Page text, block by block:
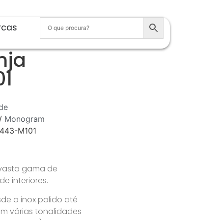
Monogram
M101
gama de
interiores.
o inox polido até
várias tonalidades